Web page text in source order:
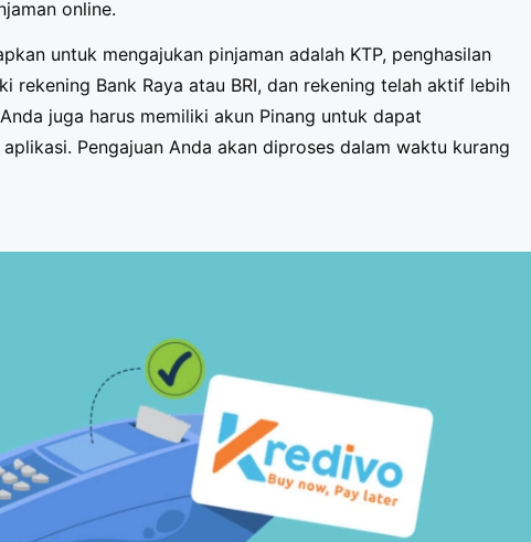
online.
untuk mengajukan pinjaman adalah KTP, penghasilan
rekening Bank Raya atau BRI, dan rekening telah aktif lebih
juga harus memiliki akun Pinang untuk dapat
Pengajuan Anda akan diproses dalam waktu kurang